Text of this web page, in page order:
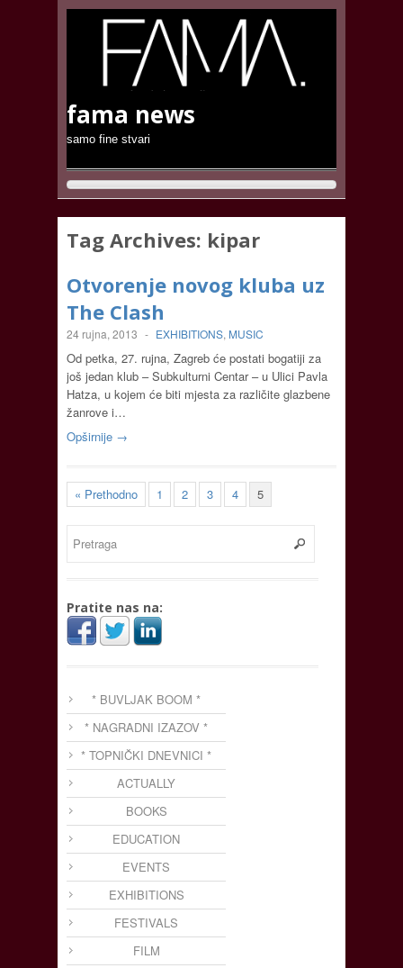
fama news
samo fine stvari
Tag Archives: kipar
Otvorenje novog kluba uz
The Clash
24 rujna, 2013 - EXHIBITIONS, MUSIC
Od petka, 27. rujna, Zagreb će postati bogatiji za
još jedan klub – Subkulturni Centar – u Ulici Pavla
Hatza, u kojem će biti mjesta za različite glazbene
žanrove i…
Opširnije →
« Prethodno 1 2 3 4 5
Pratite nas na:
* BUVLJAK BOOM *
* NAGRADNI IZAZOV *
* TOPNIČKI DNEVNICI *
ACTUALLY
BOOKS
EDUCATION
EVENTS
EXHIBITIONS
FESTIVALS
FILM